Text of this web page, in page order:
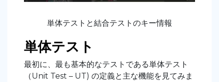
単体テストと結合テストのキー情報
単体テスト
最初に、最も基本的なテストである単体テスト
（Unit Test – UT) の定義と主な機能を見てみま